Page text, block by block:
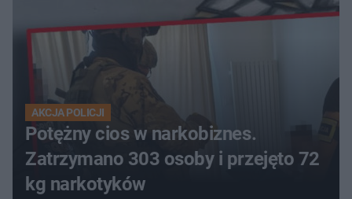
AKCJA POLICJI
Potężny cios w narkobiznes.
Zatrzymano 303 osoby i przejęto 72
kg narkotyków